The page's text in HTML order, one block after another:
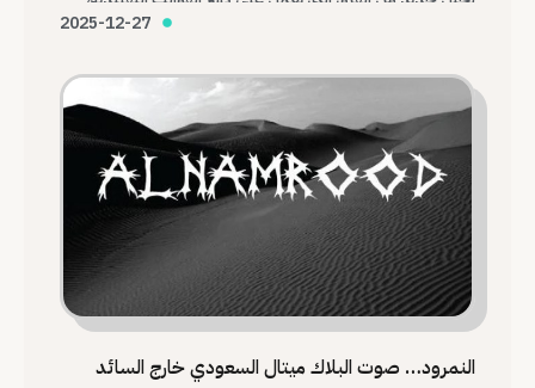
وبناء هوية موسيقية محلية قادرة على التواصل مع العالم.
2025-12-27
النمرود… صوت البلاك ميتال السعودي خارج السائد